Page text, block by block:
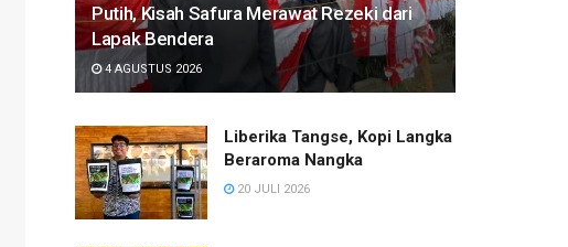
Putih, Kisah Safura Merawat Rezeki dari
Lapak Bendera
4 AGUSTUS 2026
Liberika Tangse, Kopi Langka
Beraroma Nangka
20 JULI 2026